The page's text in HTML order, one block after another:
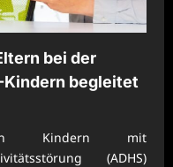
bei der
Kindern begleitet
Kindern mit
(ADHS)